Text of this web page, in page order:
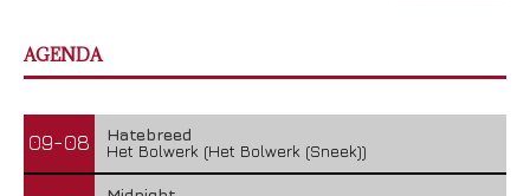
AGENDA
09-08
Hatebreed
Het Bolwerk (Het Bolwerk (Sneek))